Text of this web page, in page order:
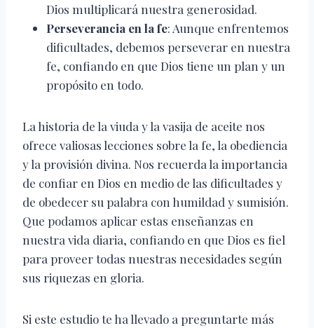
Dios multiplicará nuestra generosidad.
Perseverancia en la fe: Aunque enfrentemos
dificultades, debemos perseverar en nuestra
fe, confiando en que Dios tiene un plan y un
propósito en todo.
La historia de la viuda y la vasija de aceite nos
ofrece valiosas lecciones sobre la fe, la obediencia
y la provisión divina. Nos recuerda la importancia
de confiar en Dios en medio de las dificultades y
de obedecer su palabra con humildad y sumisión.
Que podamos aplicar estas enseñanzas en
nuestra vida diaria, confiando en que Dios es fiel
para proveer todas nuestras necesidades según
sus riquezas en gloria.
Si este estudio te ha llevado a preguntarte más